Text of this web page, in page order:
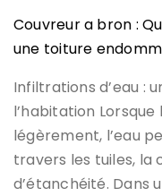
Couvreur a bron :
une toiture
Infiltrations d’eau :
l’habitation
légèrement, l’eau
travers les tuiles, la
d’étanchéité. Dans